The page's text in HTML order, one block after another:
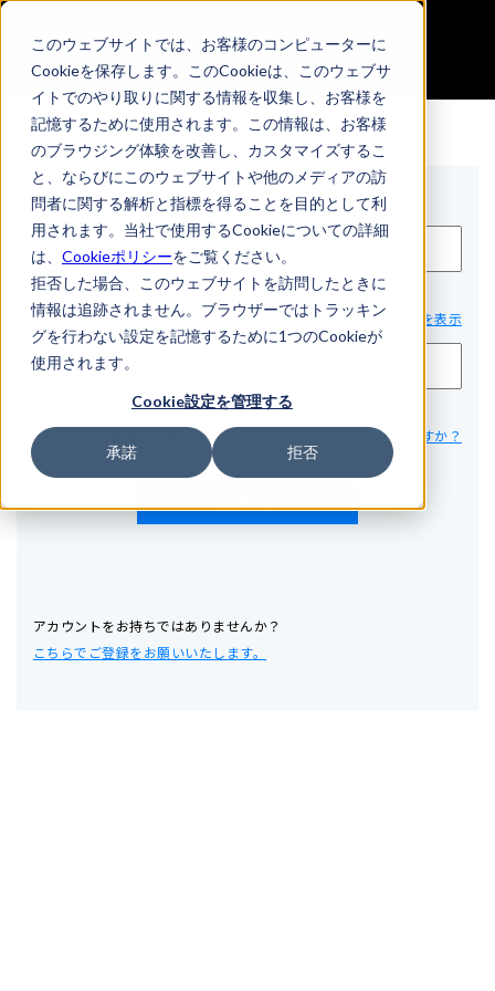
このウェブサイトでは、お客様のコンピューターに
Cookieを保存します。このCookieは、このウェブサ
イトでのやり取りに関する情報を収集し、お客様を
記憶するために使用されます。この情報は、お客様
のブラウジング体験を改善し、カスタマイズするこ
と、ならびにこのウェブサイトや他のメディアの訪
問者に関する解析と指標を得ることを目的として利
用されます。当社で使用するCookieについての詳細
は、 Cookieポリシーをご覧ください。
拒否した場合、このウェブサイトを訪問したときに
情報は追跡されません。ブラウザーではトラッキン
グを行わない設定を記憶するために1つのCookieが
使用されます。
Cookie設定を管理する
承諾 拒否
サインイン
Eメール*
パスワード* パスワードを表示
パスワードをお忘れですか？
アカウントをお持ちではありませんか？
こちらでご登録をお願いいたします。